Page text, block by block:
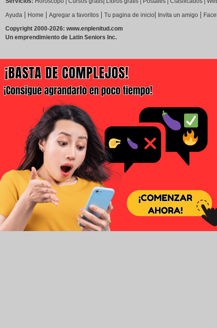
Ayuda | Home | Agregar a favoritos | Tu pagina de inicio| Invita un amigo |
Copyright 2000-2026: www.enplenitud.com
Un emprendimiento de Latin Seniors Inc.